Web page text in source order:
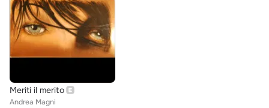
Meriti il merito
Andrea Magni